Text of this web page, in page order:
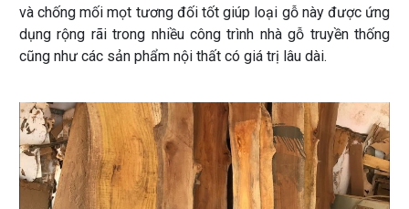
và chống mối mọt tương đối tốt giúp loại gỗ này được ứng
dụng rộng rãi trong nhiều công trình nhà gỗ truyền thống
cũng như các sản phẩm nội thất có giá trị lâu dài.